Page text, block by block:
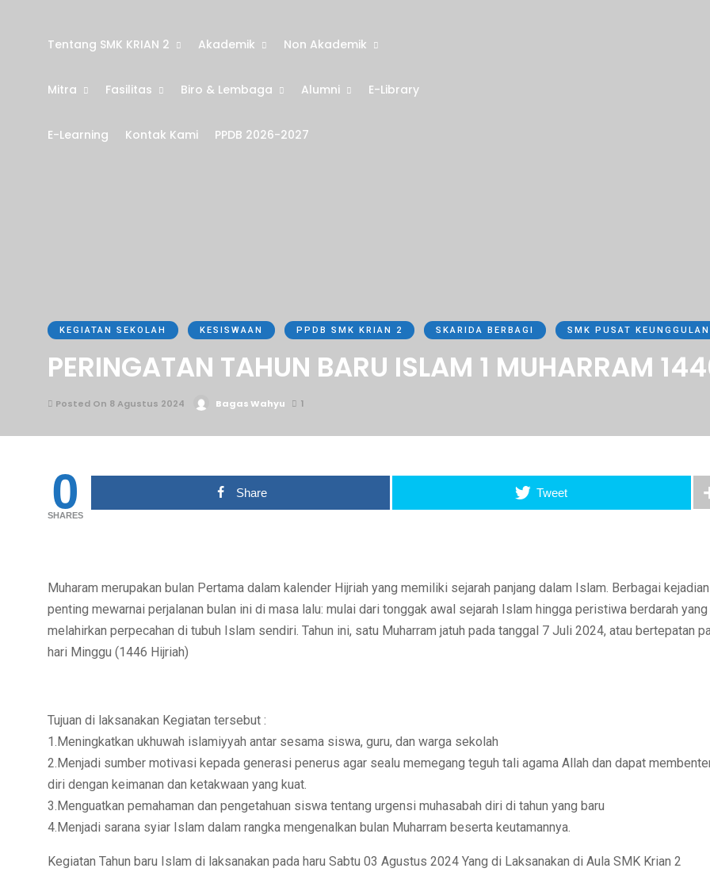
Tentang SMK KRIAN 2 Akademik Non Akademik
Mitra Fasilitas Biro & Lembaga Alumni E-Library
E-Learning Kontak Kami PPDB 2026-2027
KEGIATAN SEKOLAH KESISWAAN PPDB SMK KRIAN 2 SKARIDA BERBAGI SMK PUSAT KEUNGGULAN
PERINGATAN TAHUN BARU ISLAM 1 MUHARRAM
Posted On 8 Agustus 2024 Bagas Wahyu 1
0
SHARES
Share Tweet
Muharam merupakan bulan Pertama dalam kalender Hijriah yang memiliki sejarah panjang dalam Islam. Berbagai kejadian
penting mewarnai perjalanan bulan ini di masa lalu: mulai dari tonggak awal sejarah Islam hingga peristiwa berdarah yang
melahirkan perpecahan di tubuh Islam sendiri. Tahun ini, satu Muharram jatuh pada tanggal 7 Juli 2024, atau bertepatan
hari Minggu (1446 Hijriah)
Tujuan di laksanakan Kegiatan tersebut :
1.Meningkatkan ukhuwah islamiyyah antar sesama siswa, guru, dan warga sekolah
2.Menjadi sumber motivasi kepada generasi penerus agar sealu memegang teguh tali agama Allah dan dapat
diri dengan keimanan dan ketakwaan yang kuat.
3.Menguatkan pemahaman dan pengetahuan siswa tentang urgensi muhasabah diri di tahun yang baru
4.Menjadi sarana syiar Islam dalam rangka mengenalkan bulan Muharram beserta keutamannya.
Kegiatan Tahun baru Islam di laksanakan pada haru Sabtu 03 Agustus 2024 Yang di Laksanakan di Aula SMK Krian 2